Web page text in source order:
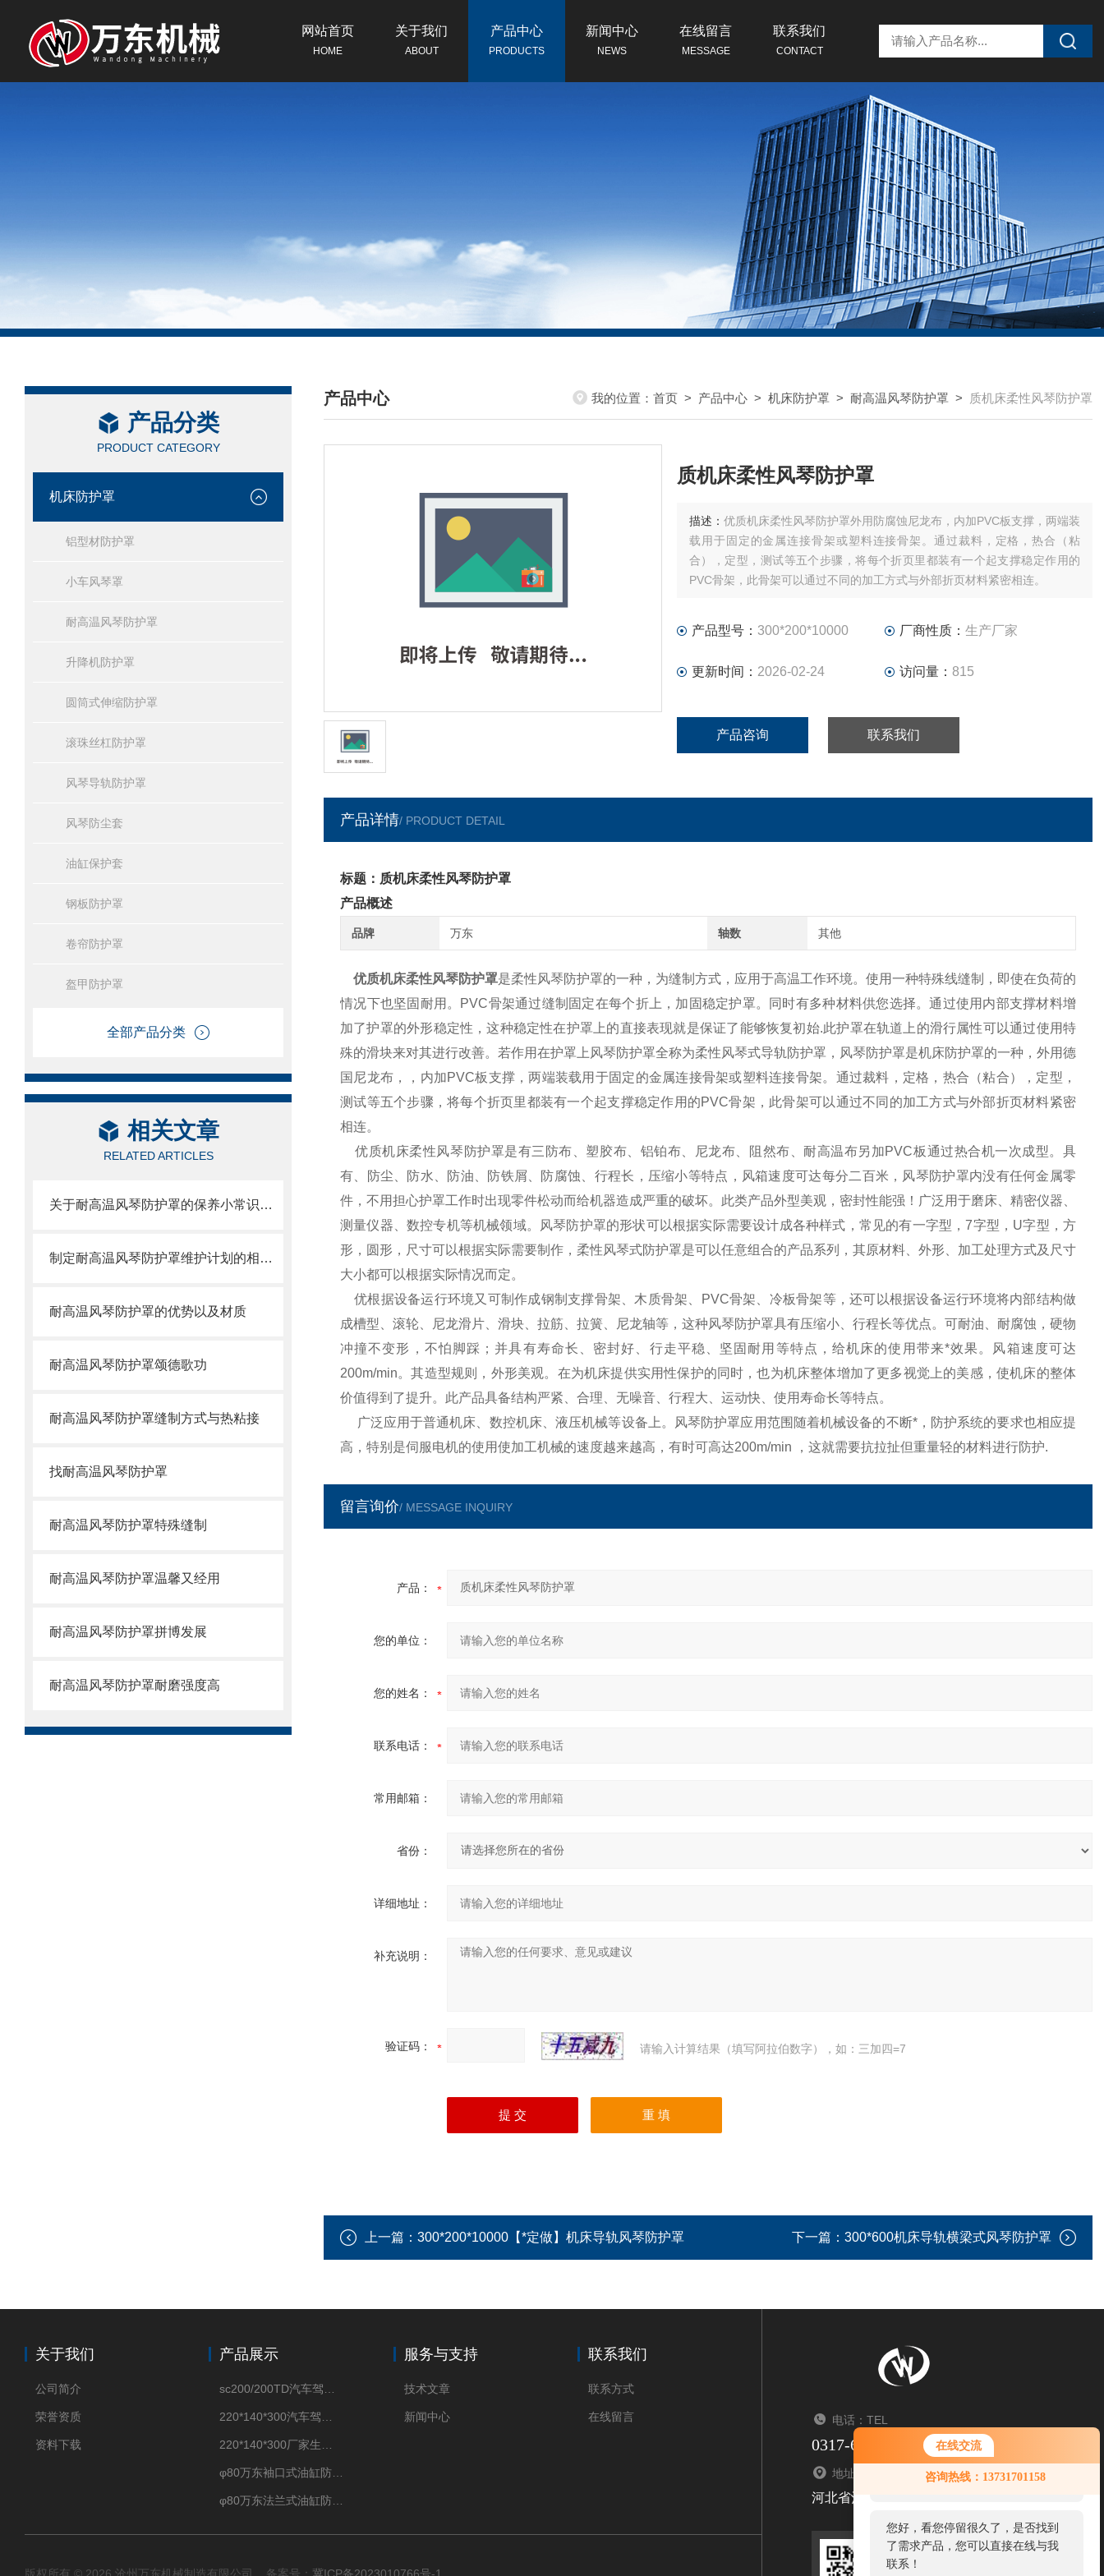
在线交流
咨询热线：13731701158
您好！欢迎前来咨询，很高兴为您
服务，请问您要咨询什么问题呢？
您好，看您停留很久了，是否找到
了需求产品，您可以直接在线与我
联系！
网站首页
HOME
关于我们
ABOUT
产品中心
PRODUCTS
新闻中心
NEWS
在线留言
MESSAGE
联系我们
CONTACT
产品分类
PRODUCT CATEGORY
机床防护罩
铝型材防护罩
小车风琴罩
耐高温风琴防护罩
升降机防护罩
圆筒式伸缩防护罩
滚珠丝杠防护罩
风琴导轨防护罩
风琴防尘套
油缸保护套
钢板防护罩
卷帘防护罩
盔甲防护罩
全部产品分类
相关文章
RELATED ARTICLES
关于耐高温风琴防护罩的保养小常识介绍
制定耐高温风琴防护罩维护计划的相关策略
耐高温风琴防护罩的优势以及材质
耐高温风琴防护罩颂德歌功
耐高温风琴防护罩缝制方式与热粘接
找耐高温风琴防护罩
耐高温风琴防护罩特殊缝制
耐高温风琴防护罩温馨又经用
耐高温风琴防护罩拼博发展
耐高温风琴防护罩耐磨强度高
产品中心
/ PRODUCTS CENTER
我的位置： 首页 > 产品中心 > 机床防护罩 > 耐高温风琴防护罩 > 质机床柔性风琴防护罩
质机床柔性风琴防护罩
描述： 优质机床柔性风琴防护罩外用防腐蚀尼龙布，内加PVC板支撑，两端装
载用于固定的金属连接骨架或塑料连接骨架。通过裁料，定格，热合（粘
合），定型，测试等五个步骤，将每个折页里都装有一个起支撑稳定作用的
PVC骨架，此骨架可以通过不同的加工方式与外部折页材料紧密相连。
产品型号： 300*200*10000 厂商性质： 生产厂家
更新时间： 2026-02-24 访问量： 815
产品咨询 联系我们
产品详情/ PRODUCT DETAIL
标题：质机床柔性风琴防护罩
产品概述
品牌 万东 轴数 其他
优质机床柔性风琴防护罩是柔性风琴防护罩的一种，为缝制方式，应用于高温工作环境。使用一种特殊线缝制，即使在负荷的
情况下也坚固耐用。PVC骨架通过缝制固定在每个折上，加固稳定护罩。同时有多种材料供您选择。通过使用内部支撑材料增
加了护罩的外形稳定性，这种稳定性在护罩上的直接表现就是保证了能够恢复初始.此护罩在轨道上的滑行属性可以通过使用特
殊的滑块来对其进行改善。若作用在护罩上风琴防护罩全称为柔性风琴式导轨防护罩，风琴防护罩是机床防护罩的一种，外用德
国尼龙布，，内加PVC板支撑，两端装载用于固定的金属连接骨架或塑料连接骨架。通过裁料，定格，热合（粘合），定型，
测试等五个步骤，将每个折页里都装有一个起支撑稳定作用的PVC骨架，此骨架可以通过不同的加工方式与外部折页材料紧密
相连。
优质机床柔性风琴防护罩是有三防布、塑胶布、铝铂布、尼龙布、阻然布、耐高温布另加PVC板通过热合机一次成型。具
有、防尘、防水、防油、防铁屑、防腐蚀、行程长，压缩小等特点，风箱速度可达每分二百米，风琴防护罩内没有任何金属零
件，不用担心护罩工作时出现零件松动而给机器造成严重的破坏。此类产品外型美观，密封性能强！广泛用于磨床、精密仪器、
测量仪器、数控专机等机械领域。风琴防护罩的形状可以根据实际需要设计成各种样式，常见的有一字型，7字型，U字型，方
形，圆形，尺寸可以根据实际需要制作，柔性风琴式防护罩是可以任意组合的产品系列，其原材料、外形、加工处理方式及尺寸
大小都可以根据实际情况而定。
优根据设备运行环境又可制作成钢制支撑骨架、木质骨架、PVC骨架、冷板骨架等，还可以根据设备运行环境将内部结构做
成槽型、滚轮、尼龙滑片、滑块、拉筋、拉簧、尼龙轴等，这种风琴防护罩具有压缩小、行程长等优点。可耐油、耐腐蚀，硬物
冲撞不变形，不怕脚踩；并具有寿命长、密封好、行走平稳、坚固耐用等特点，给机床的使用带来*效果。风箱速度可达
200m/min。其造型规则，外形美观。在为机床提供实用性保护的同时，也为机床整体增加了更多视觉上的美感，使机床的整体
价值得到了提升。此产品具备结构严紧、合理、无噪音、行程大、运动快、使用寿命长等特点。
广泛应用于普通机床、数控机床、液压机械等设备上。风琴防护罩应用范围随着机械设备的不断*，防护系统的要求也相应提
高，特别是伺服电机的使用使加工机械的速度越来越高，有时可高达200m/min ，这就需要抗拉扯但重量轻的材料进行防护.
留言询价/ MESSAGE INQUIRY
产品：
您的单位：
您的姓名：
联系电话：
常用邮箱：
省份：
详细地址：
补充说明：
验证码： 请输入计算结果（填写阿拉伯数字），如：三加四=7
上一篇： 300*200*10000【*定做】机床导轨风琴防护罩 下一篇： 300*600机床导轨横梁式风琴防护罩
关于我们
公司简介
荣誉资质
资料下载
产品展示 服务与支持
技术文章
新闻中心
联系我们
联系方式
在线留言 电话：TEL
0317-6347550/6341950
地址：ADDRESS
河北省沧州市盐山孙八里工业园133号